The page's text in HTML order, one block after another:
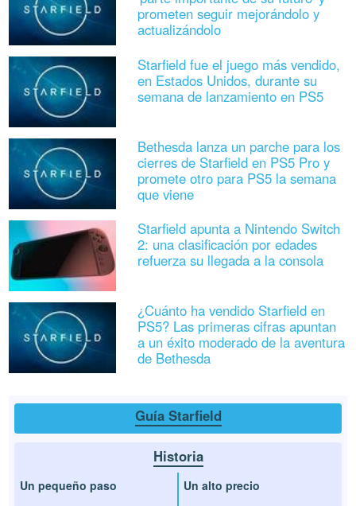
prometen seguir mejorándolo y
actualizándolo
Starfield fue el juego más vendido,
en Estados Unidos, durante su
semana de lanzamiento en PS5
Bethesda lanza un parche para los
cierres de Starfield en PS5 Pro y
promete otro para PS5 la semana
que viene
Starfield apunta a Nintendo Switch
2: una clasificación por edades
refuerza su llegada a la consola
¿Cuánto ha vendido Starfield en
PS5? Las primeras cifras apuntan
a un éxito moderado de la aventura
de Bethesda
Guía Starfield
Historia
Un pequeño paso
Un alto precio